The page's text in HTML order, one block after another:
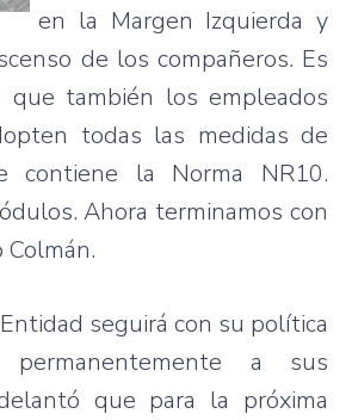
en la Margen Izquierda y
de los compañeros. Es
que también los empleados
todas las medidas de
contiene la Norma NR10.
Ahora terminamos con
Colmán.
seguirá con su política
permanentemente a sus
que para la próxima